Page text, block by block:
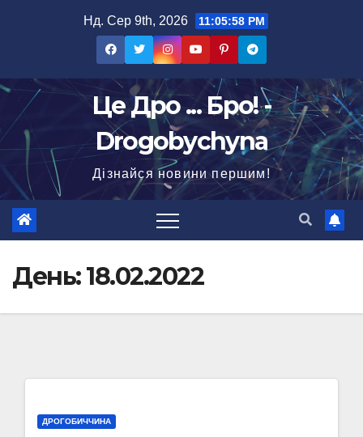
Нд. Сер 9th, 2026 11:05:59 PM
Це Дро ... Бро! -
Drogobychyna
Дізнайся новини першим!
День:18.02.2022
ДРОГОБИЧЧИНА